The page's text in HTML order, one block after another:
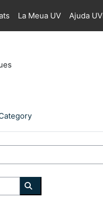
La Meua UV Ajuda
Cerca cursos